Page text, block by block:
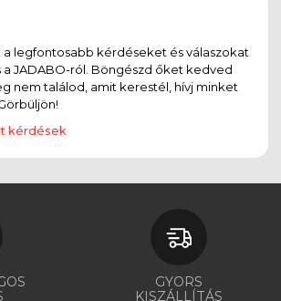
legfontosabb kérdéseket és válaszokat
a JADABO-ról. Böngészd őket kedved
nem találod, amit kerestél, hívj minket
kérdések
GYORS
KISZÁLLÍTÁS